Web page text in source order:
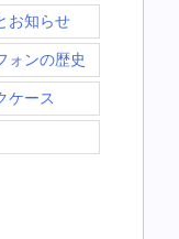
お知らせ
ォンの歴史
ケース